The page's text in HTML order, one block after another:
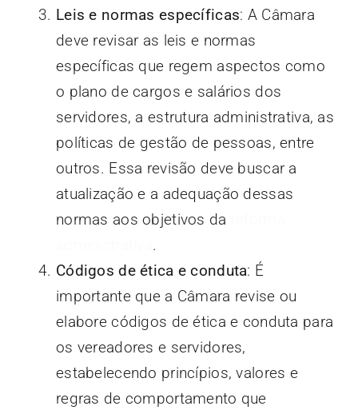
Leis e normas específicas: A Câmara
deve revisar as leis e normas
específicas que regem aspectos como
o plano de cargos e salários dos
servidores, a estrutura administrativa, as
políticas de gestão de pessoas, entre
outros. Essa revisão deve buscar a
atualização e a adequação dessas
normas aos objetivos da
.
Códigos de ética e conduta: É
importante que a Câmara revise ou
elabore códigos de ética e conduta para
os vereadores e servidores,
estabelecendo princípios, valores e
regras de comportamento que